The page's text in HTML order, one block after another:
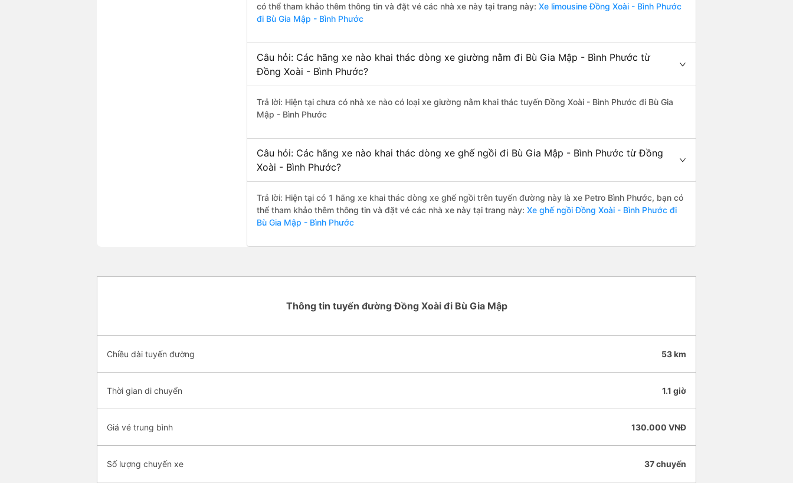
có thể tham khảo thêm thông tin và đặt vé các nhà xe này tại trang này: Xe limousine Đồng Xoài - Bình Phước
đi Bù Gia Mập - Bình Phước
Câu hỏi: Các hãng xe nào khai thác dòng xe giường nằm đi Bù Gia Mập - Bình Phước từ
Đồng Xoài - Bình Phước?
Trả lời: Hiện tại chưa có nhà xe nào có loại xe giường nằm khai thác tuyến Đồng Xoài - Bình Phước đi Bù Gia
Mập - Bình Phước
Câu hỏi: Các hãng xe nào khai thác dòng xe ghế ngồi đi Bù Gia Mập - Bình Phước từ Đồng
Xoài - Bình Phước?
Trả lời: Hiện tại có 1 hãng xe khai thác dòng xe ghế ngồi trên tuyến đường này là xe Petro Bình Phước, bạn có
thể tham khảo thêm thông tin và đặt vé các nhà xe này tại trang này: Xe ghế ngồi Đồng Xoài - Bình Phước đi
Bù Gia Mập - Bình Phước
Thông tin tuyến đường Đồng Xoài đi Bù Gia Mập
Chiều dài tuyến đường 53 km
Thời gian di chuyển 1.1 giờ
Giá vé trung bình 130.000 VNĐ
Số lượng chuyến xe 37 chuyến